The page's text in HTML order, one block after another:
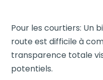
Pour les courtiers: Un
route est difficile à
transparence totale
potentiels.